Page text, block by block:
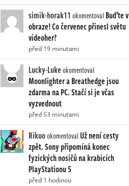
simik-horak11 okomentoval Buďte v
obraze! Co červenec přinesl světu
videoher?
před 19 minutami
Lucky-Lukeokomentoval
Moonlighter a Breathedge jsou
zdarma na PC. Stačí si je včas
vyzvednout
před 53 minutami
RikuookomentovalUž není cesty
zpět. Sony připomíná konec
fyzických nosičů na krabicích
PlayStationu 5
před 1 hodinou